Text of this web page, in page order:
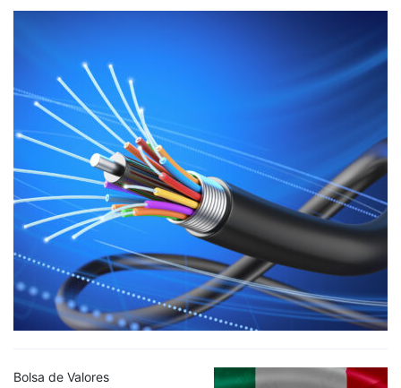
Bolsa de Valores